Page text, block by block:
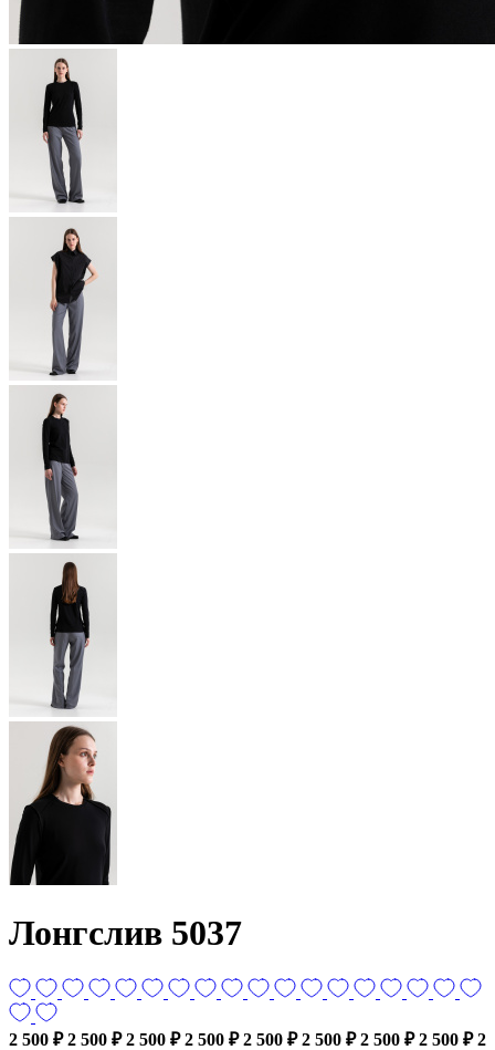
Лонгслив 5037
2 500 ₽ 2 500 ₽ 2 500 ₽ 2 500 ₽ 2 500 ₽ 2 500 ₽ 2 500 ₽ 2 500 ₽ 2